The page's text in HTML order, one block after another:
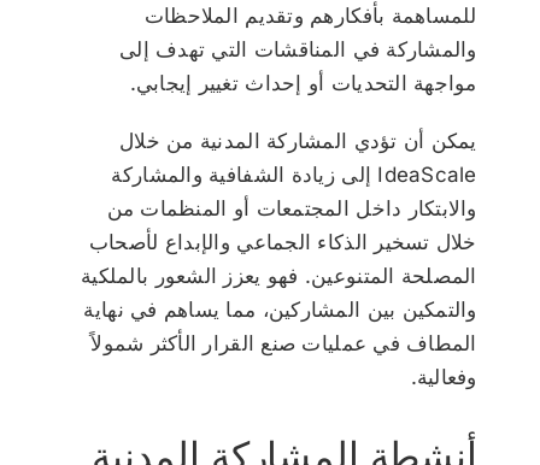
للمساهمة بأفكارهم وتقديم الملاحظات
والمشاركة في المناقشات التي تهدف إلى
مواجهة التحديات أو إحداث تغيير إيجابي.
يمكن أن تؤدي المشاركة المدنية من خلال
IdeaScale إلى زيادة الشفافية والمشاركة
والابتكار داخل المجتمعات أو المنظمات من
خلال تسخير الذكاء الجماعي والإبداع لأصحاب
المصلحة المتنوعين. فهو يعزز الشعور بالملكية
والتمكين بين المشاركين، مما يساهم في نهاية
المطاف في عمليات صنع القرار الأكثر شمولاً
وفعالية.